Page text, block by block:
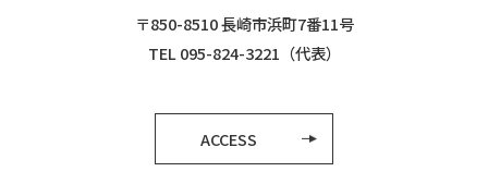
〒850-8510 長崎市浜町7番11号
TEL 095-824-3221（代表）
ACCESS